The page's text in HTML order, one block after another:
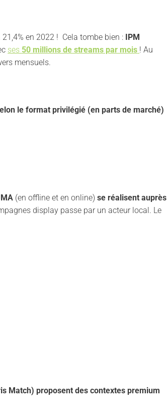
en 2022 ! Cela tombe bien :
IPM
ses 50 millions de streams par mois ! Au
mensuels.
le format privilégié (en parts de marché)
(en offline et en online)se réalisent auprès
display passe par un acteur local. Le
Match) proposent des contextes premium